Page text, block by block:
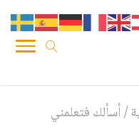
/أسألك فتعلمني